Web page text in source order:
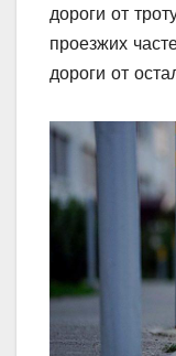
дороги от
проезжих
дороги от